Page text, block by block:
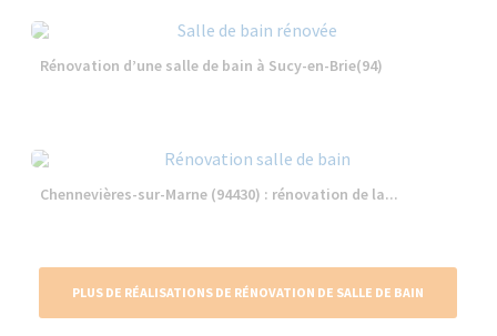
Rénovation d’une salle de bain à Sucy-en-Brie(94)
Chennevières-sur-Marne (94430) : rénovation de la...
PLUS DE RÉALISATIONS DE RÉNOVATION DE SALLE DE BAIN